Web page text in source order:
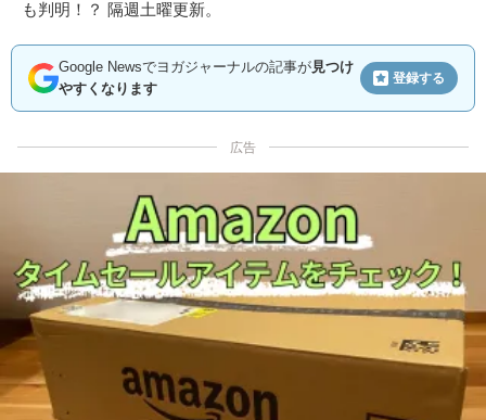
も判明！？ 隔週土曜更新。
Google Newsでヨガジャーナルの記事が見つけ
やすくなります
登録する
広告